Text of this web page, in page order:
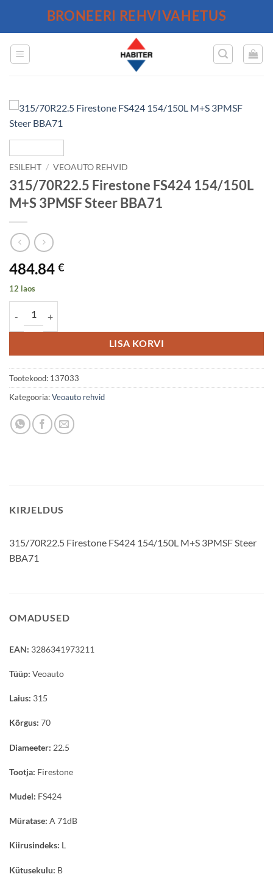
BRONEERI REHVIVAHETUS
ESILEHT / VEOAUTO REHVID
315/70R22.5 Firestone FS424 154/150L
M+S 3PMSF Steer BBA71
484.84 €
12 laos
LISA KORVI
Tootekood: 137033
Kategooria:Veoauto rehvid
KIRJELDUS
315/70R22.5 Firestone FS424 154/150L M+S 3PMSF Steer
BBA71
OMADUSED
EAN: 3286341973211
Tüüp: Veoauto
Laius: 315
Kõrgus: 70
Diameeter: 22.5
Tootja: Firestone
Mudel: FS424
Müratase: A 71dB
Kiirusindeks: L
Kütusekulu: B